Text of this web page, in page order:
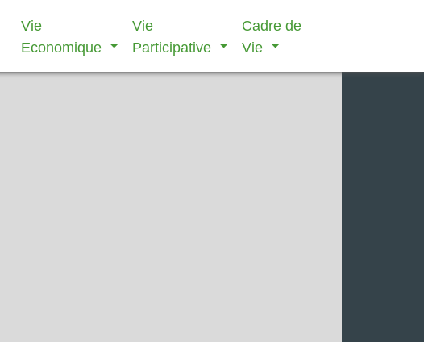
Vie
Economique
Vie
Participative
Cadre de
Vie